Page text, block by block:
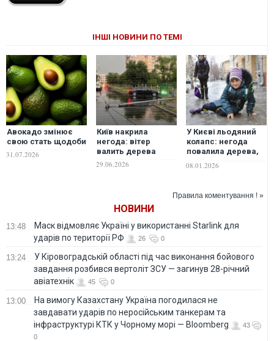
ІНШІ НОВИНИ ПО ТЕМІ
Авокадо змінює
свою стать щодоби
31.07.2026
Київ накрила
негода: вітер
валить дерева
29.06.2026
У Києві льодяний
колапс: негода
повалила дерева,
тролейбуси
08.01.2026
Правила коментування ! »
НОВИНИ
13:48
Маск відмовляє Україні у використанні Starlink для
ударів по території РФ
26 0
13:24
У Кіровоградській області під час виконання бойового
завдання розбився вертоліт ЗСУ — загинув 28-річний
авіатехнік
45 0
13:00
На вимогу Казахстану Україна погодилася не
завдавати ударів по неросійським танкерам та
інфраструктурі КТК у Чорному морі — Bloomberg
43
0